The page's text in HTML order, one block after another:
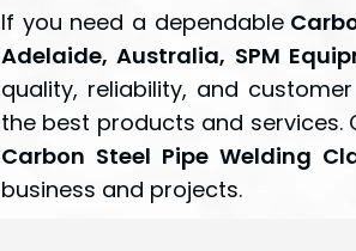
If you need a dependable
Adelaide, Australia, SPM
quality, reliability, and
the best products and
Carbon Steel Pipe Welding
business and projects.